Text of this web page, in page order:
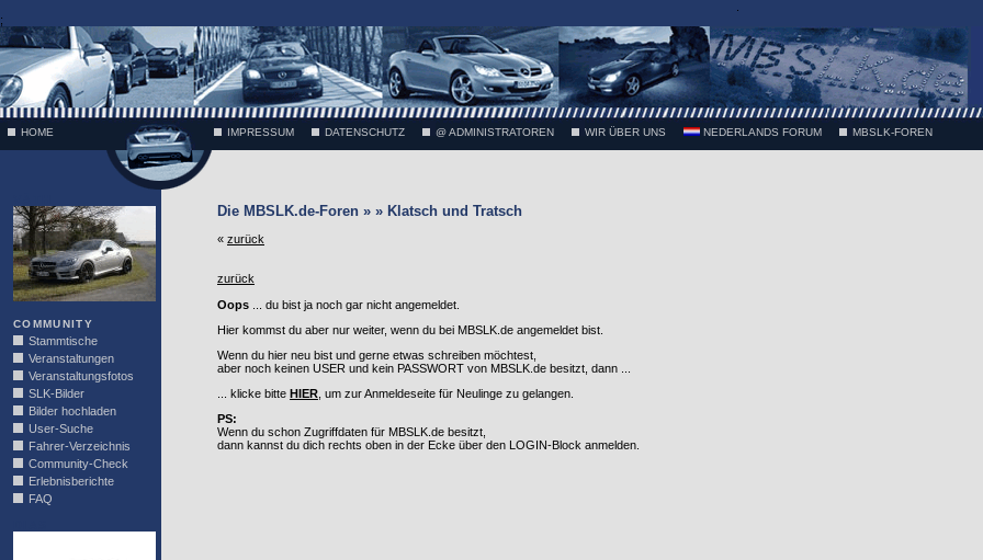
;
HOME IMPRESSUM DATENSCHUTZ @ ADMINISTRATOREN WIR ÜBER UNS NEDERLANDS FORUM MBSLK-FOREN
COMMUNITY
Stammtische
Veranstaltungen
Veranstaltungsfotos
SLK-Bilder
Bilder hochladen
User-Suche
Fahrer-Verzeichnis
Community-Check
Erlebnisberichte
FAQ
Die MBSLK.de-Foren » » Klatsch und Tratsch
« zurück
zurück
Oops ... du bist ja noch gar nicht angemeldet.
Hier kommst du aber nur weiter, wenn du bei MBSLK.de angemeldet bist.
Wenn du hier neu bist und gerne etwas schreiben möchtest,
aber noch keinen USER und kein PASSWORT von MBSLK.de besitzt, dann ...
... klicke bitte HIER , um zur Anmeldeseite für Neulinge zu gelangen.
PS:
Wenn du schon Zugriffdaten für MBSLK.de besitzt,
dann kannst du dich rechts oben in der Ecke über den LOGIN-Block anmelden.